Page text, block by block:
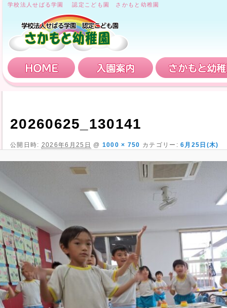
学校法人せばる学園 認定こども園 さかもと幼稚園
HOME 入園案内
20260625_130141
公開日時: 2026年6月25日 @ 1000 × 750 カテゴリー:6月25日(木)